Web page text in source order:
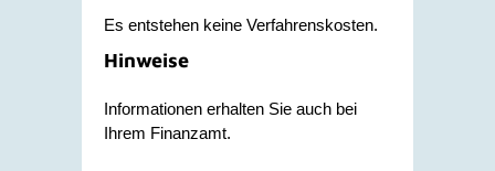
Es entstehen keine Verfahrenskosten.
Hinweise
Informationen erhalten Sie auch bei
Ihrem Finanzamt.